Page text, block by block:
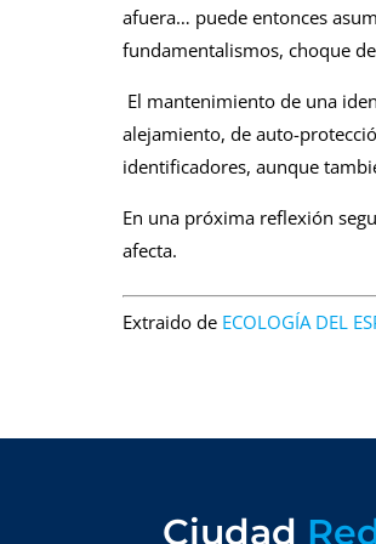
afuera… puede entonces
fundamentalismos, choque
El mantenimiento de una
alejamiento, de auto-
identificadores, aunque
En una próxima reflexión
afecta.
Extraido deECOLOGÍA DEL
Ciudad